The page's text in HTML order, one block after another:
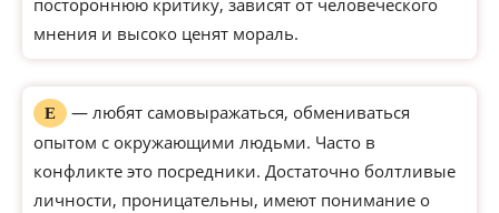
постороннюю критику, зависят от человеческого
мнения и высоко ценят мораль.
Е
— любят самовыражаться, обмениваться
опытом с окружающими людьми. Часто в
конфликте это посредники. Достаточно болтливые
личности, проницательны, имеют понимание о